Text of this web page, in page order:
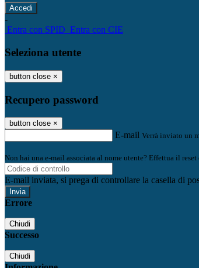
-
Entra con SPID Entra con CIE
Seleziona utente
button close ×
Recupero password
button close ×
E-mail Verrà inviato un
Non hai una e-mail associata al nome utente? Effettua il
E-mail inviata, si prega di controllare la casella di
Errore
Chiudi
Successo
Chiudi